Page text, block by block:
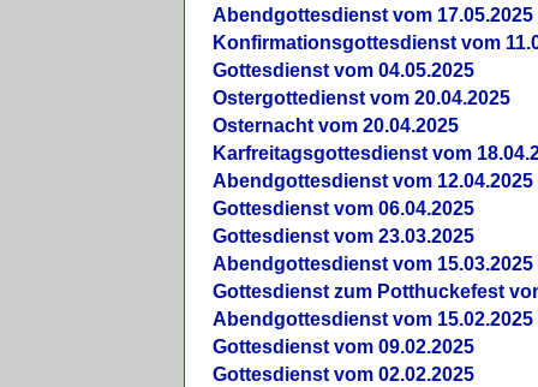
Abendgottesdienst vom 17.05.2025
Konfirmationsgottesdienst vom
Gottesdienst vom 04.05.2025
Ostergottedienst vom 20.04.2025
Osternacht vom 20.04.2025
Karfreitagsgottesdienst vom
Abendgottesdienst vom 12.04.2025
Gottesdienst vom 06.04.2025
Gottesdienst vom 23.03.2025
Abendgottesdienst vom 15.03.2025
Gottesdienst zum Potthuckefest
Abendgottesdienst vom 15.02.2025
Gottesdienst vom 09.02.2025
Gottesdienst vom 02.02.2025